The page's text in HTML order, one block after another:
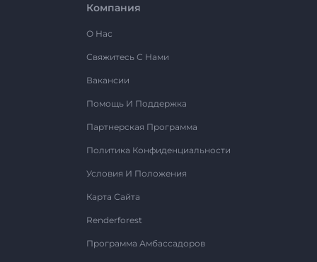
Компания
О Нас
Свяжитесь С Нами
Вакансии
Помощь И Поддержка
Партнерская Программа
Политика Конфиденциальности
Условия И Положения
Карта Сайта
Renderforest
Программа Амбассадоров